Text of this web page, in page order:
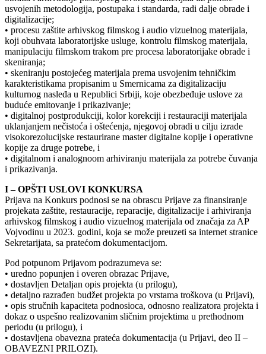
usvojenih metodologija, postupaka i standarda, radi dalje obrade i
digitalizacije;
• procesu zaštite arhivskog filmskog i audio vizuelnog materijala,
koji obuhvata laboratorijske usluge, kontrolu filmskog materijala,
manipulaciju filmskom trakom pre procesa laboratorijake obrade i
skeniranja;
• skeniranju postojećeg materijala prema usvojenim tehničkim
karakteristikama propisanim u Smernicama za digitalizaciju
kulturnog nasleđa u Republici Srbiji, koje obezbeđuje uslove za
buduće emitovanje i prikazivanje;
• digitalnoj postprodukciji, kolor korekciji i restauraciji materijala
uklanjanjem nečistoća i oštećenja, njegovoj obradi u cilju izrade
visokorezolucijske restaurirane master digitalne kopije i operativne
kopije za druge potrebe, i
• digitalnom i analognoom arhiviranju materijala za potrebe čuvanja
i prikazivanja.
I – OPŠTI USLOVI KONKURSA
Prijava na Konkurs podnosi se na obrascu Prijave za finansiranje
projekata zaštite, restauracije, reparacije, digitalizacije i arhiviranja
arhivskog filmskog i audio vizuelnog materijala od značaja za AP
Vojvodinu u 2023. godini, koja se može preuzeti sa internet stranice
Sekretarijata, sa pratećom dokumentacijom.
Pod potpunom Prijavom podrazumeva se:
• uredno popunjen i overen obrazac Prijave,
• dostavljen Detaljan opis projekta (u prilogu),
• detaljno razrađen budžet projekta po vrstama troškova (u Prijavi),
• opis stručnih kapaciteta podnosioca, odnosno realizatora projekta i
dokaz o uspešno realizovanim sličnim projektima u prethodnom
periodu (u prilogu), i
• dostavljena obavezna prateća dokumentacija (u Prijavi, deo II –
OBAVEZNI PRILOZI).